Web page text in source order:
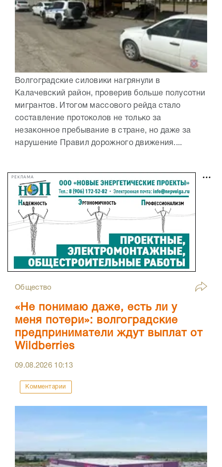
Волгоградские силовики нагрянули в
Калачевский район, проверив больше полусотни
мигрантов. Итогом массового рейда стало
составление протоколов не только за
незаконное пребывание в стране, но даже за
нарушение Правил дорожного движения....
РЕКЛАМА
Общество
«Не понимаю даже, есть ли у
меня потери»: волгоградские
предприниматели ждут выплат от
Wildberries
09.08.2026 10:13
Комментарии